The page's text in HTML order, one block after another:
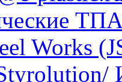
Works